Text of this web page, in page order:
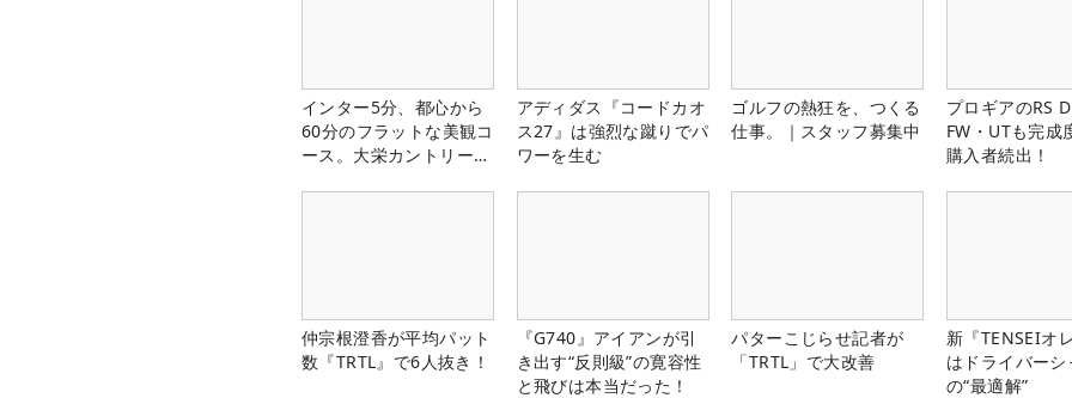
インター5分、都心から
60分のフラットな美観コ
ース。大栄カントリー俱
アディダス『コードカオ
ス27』は強烈な蹴りでパ
ワーを生む
ゴルフの熱狂を、つくる
仕事。｜スタッフ募集中
プロギアのRS
FW・UTも完成
購入者続出！
仲宗根澄香が平均パット
数『TRTL』で6人抜き！
『G740』アイアンが引
き出す“反則級”の寛容性
と飛びは本当だった！
パターこじらせ記者が
「TRTL」で大改善
新『TENSEIオ
はドライバーシ
の“最適解”